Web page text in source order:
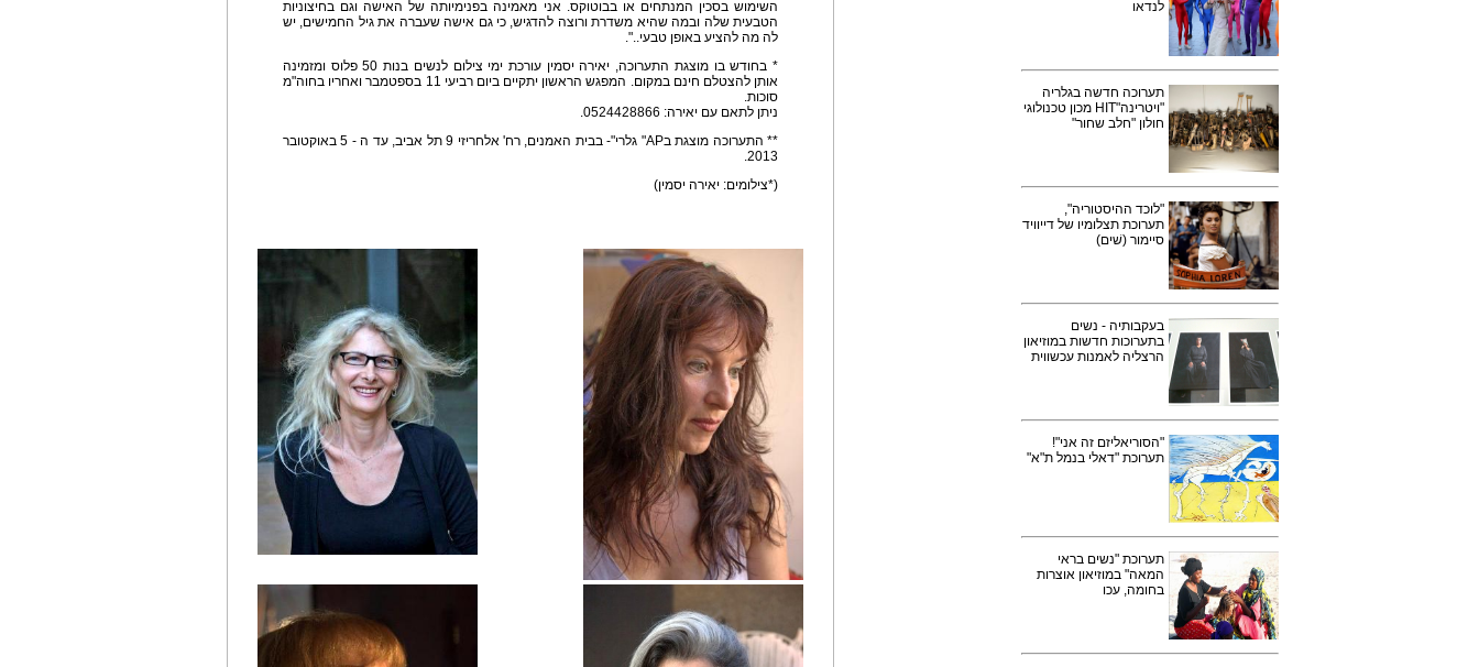
לנדאו
תערוכה חדשה בגלריה
"ויטרינה"HIT מכון טכנולוגי
חולון "חלב שחור"
"לוכד ההיסטוריה",
תערוכת תצלומיו של דייוויד
סיימור (שׁים)
בעקבותיה - נשים
בתערוכות חדשות במוזיאון
הרצליה לאמנות עכשווית
"הסוריאליזם זה אני"!
תערוכת "דאלי בנמל ת"א"
תערוכת "נשים בראי
המאה" במוזיאון אוצרות
בחומה, עכו
השימוש בסכין המנתחים או בבוטוקס. אני מאמינה בפנימיותה של האישה וגם בחיצוניות
הטבעית שלה ובמה שהיא משדרת ורוצה להדגיש, כי גם אישה שעברה את גיל החמישים, יש
לה מה להציע באופן טבעי..".
* בחודש בו מוצגת התערוכה, יאירה יסמין עורכת ימי צילום לנשים בנות 50 פלוס ומזמינה
אותן להצטלם חינם במקום. המפגש הראשון יתקיים ביום רביעי 11 בספטמבר ואחריו בחוה"מ
סוכות.
ניתן לתאם עם יאירה: 0524428866.
** התערוכה מוצגת בAP" גלרי"- בבית האמנים, רח' אלחריזי 9 תל אביב, עד ה - 5 באוקטובר
2013.
(*צילומים: יאירה יסמין)